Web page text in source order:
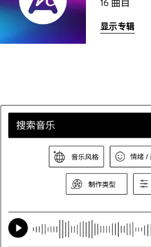
显示专辑